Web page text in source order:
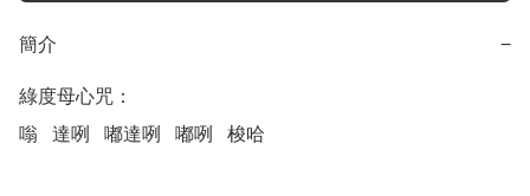
簡介 −
綠度母心咒：
嗡   達咧   嘟達咧   嘟咧   梭哈